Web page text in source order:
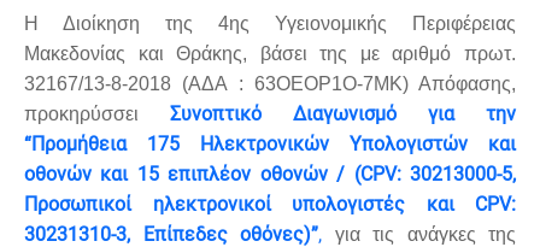
Η Διοίκηση της 4ης Υγειονομικής Περιφέρειας
Μακεδονίας και Θράκης, βάσει της με αριθμό πρωτ.
32167/13-8-2018 (ΑΔΑ : 63OEΟΡ1Ο-7ΜΚ) Απόφασης,
προκηρύσσει Συνοπτικό Διαγωνισμό για την
“Προμήθεια 175 Ηλεκτρονικών Υπολογιστών και
οθονών και 15 επιπλέον οθονών / (CPV: 30213000-5,
Προσωπικοί ηλεκτρονικοί υπολογιστές και CPV:
30231310-3, Επίπεδες οθόνες)”, για τις ανάγκες της